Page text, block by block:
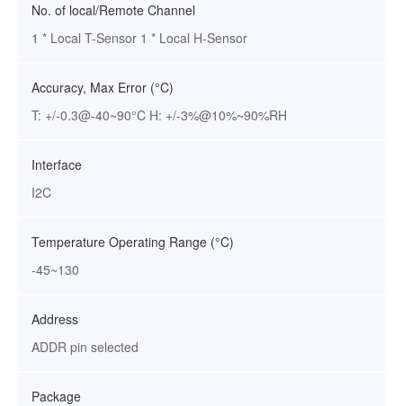
No. of local/Remote Channel
1 * Local T-Sensor 1 * Local H-Sensor
Accuracy, Max Error (°C)
T: +/-0.3@-40~90°C H: +/-3%@10%~90%RH
Interface
I2C
Temperature Operating Range (°C)
-45~130
Address
ADDR pin selected
Package